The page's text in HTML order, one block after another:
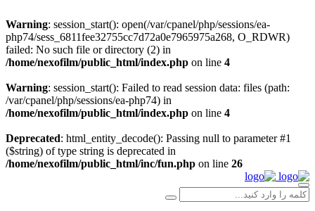
Warning: session_start(): open(/var/cpanel/php/sessions/ea-
php74/sess_6811fee32755cc7d72a0e7965975a268, O_RDWR)
failed: No such file or directory (2) in
/home/nexofilm/public_html/index.php on line 4
Warning: session_start(): Failed to read session data: files (path:
/var/cpanel/php/sessions/ea-php74) in
/home/nexofilm/public_html/index.php on line 4
Deprecated: html_entity_decode(): Passing null to parameter #1
($string) of type string is deprecated in
/home/nexofilm/public_html/inc/fun.php on line 26